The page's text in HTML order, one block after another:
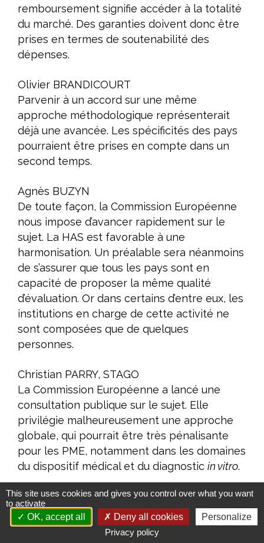
remboursement signifie accéder à la totalité
du marché. Des garanties doivent donc être
prises en termes de soutenabilité des
dépenses.
Olivier BRANDICOURT
Parvenir à un accord sur une même
approche méthodologique représenterait
déjà une avancée. Les spécificités des pays
pourraient être prises en compte dans un
second temps.
Agnès BUZYN
De toute façon, la Commission Européenne
nous impose d’avancer rapidement sur le
sujet. La HAS est favorable à une
harmonisation. Un préalable sera néanmoins
de s’assurer que tous les pays sont en
capacité de proposer la même qualité
d’évaluation. Or dans certains d’entre eux, les
institutions en charge de cette activité ne
sont composées que de quelques
personnes.
Christian PARRY, STAGO
La Commission Européenne a lancé une
consultation publique sur le sujet. Elle
privilégie malheureusement une approche
globale, qui pourrait être très pénalisante
pour les PME, notamment dans les domaines
du dispositif médical et du diagnostic in vitro.
Agnès BUZYN
L’approche retenue par la Commission
Européenne est effectivement celle du
This site uses cookies and gives you control over what you want
to activate
OK, accept all
Deny all cookies
Personalize
Privacy policy